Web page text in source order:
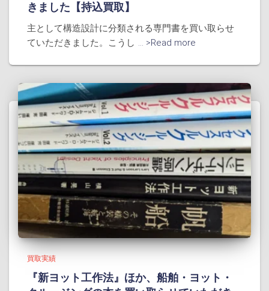
きました【持込買取】
主として構造設計に分類される専門書を買い取らせ
ていただきました。こうし ... >Read more
買取実績
『新ヨット工作法』ほか、船舶・ヨット・